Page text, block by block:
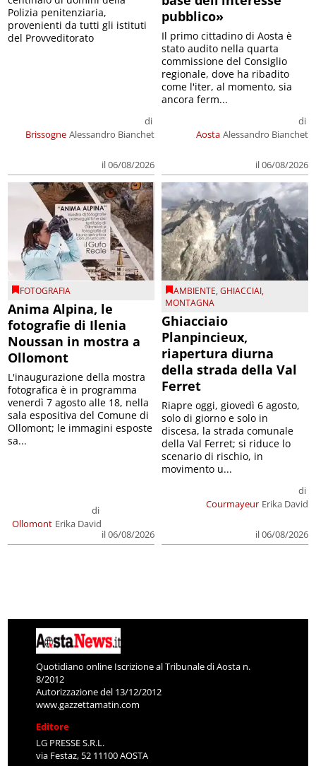
Brissogne
di
Alessandro Bianchet
il 06/08/2026
Polizia penitenziaria,
provenienti da tutti gli istituti
del Provveditorato
pubblico»
Aosta
di
Alessandro Bianchet
il 06/08/2026
Il primo cittadino di Aosta è
stato audito nella quarta
commissione del Consiglio
regionale, dove ha ribadito
come l'iter, al momento, sia
ancora ferm...
FOTOGRAFIA
Anima Alpina, le
fotografie di Ilenia
Noussan in mostra a
Ollomont
Ollomont
di
Erika David
il 06/08/2026
L'inaugurazione della mostra
fotografica è in programma
venerdì 7 agosto alle 18, nella
sala espositiva del Comune di
Ollomont; le immagini esposte
sa...
AMBIENTE,GHIACCIAI,
MONTAGNA
Ghiacciaio
Planpincieux,
riapertura diurna
della strada della Val
Ferret
Courmayeur
di
Erika David
il 06/08/2026
Riapre oggi, giovedì 6 agosto,
solo di giorno e solo in
discesa, la strada comunale
della Val Ferret; si riduce lo
scenario di rischio, in
movimento u...
Quotidiano online Iscrizione al Tribunale di Aosta n.
8/2012
Autorizzazione del 13/12/2012
www.gazzettamatin.com
Editore
LG PRESSE S.R.L.
via Festaz, 52 11100 AOSTA